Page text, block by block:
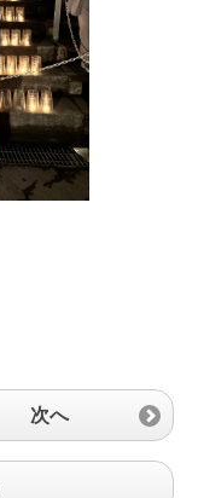
次へ